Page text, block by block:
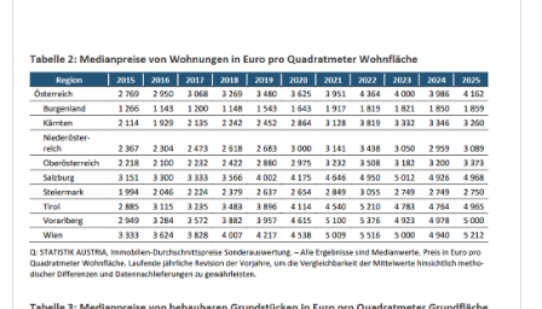
2. Die aktuelle Studie der Statisik Austria:
Weltweit sinken die Geburtenraten, die Statisik
Austria senkt zwar die Bevölkerungsprognose
massiv, unterstellt dieser neuen Prognose aber
tatsächlich steigende Geburtenraten??!!! Wie
kommen die auf so etwas? Ich kann es dir schon
sagen: Wenn wir die tatsächlichen Zahlen
zugrunde legen, wird das Budget unfinanzierbar,